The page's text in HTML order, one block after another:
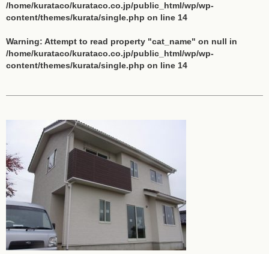
/home/kurataco/kurataco.co.jp/public_html/wp/wp-
content/themes/kurata/single.php on line 14
Warning: Attempt to read property "cat_name" on null in
/home/kurataco/kurataco.co.jp/public_html/wp/wp-
content/themes/kurata/single.php on line 14